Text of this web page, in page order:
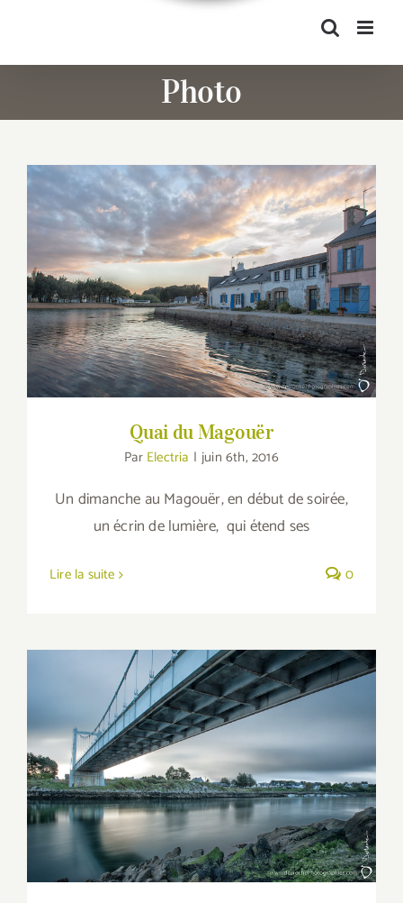
Photo
Quai du Magouër
Quai du Magouër
Par Electria | juin 6th, 2016
Un dimanche au Magouër, en début de soirée,
un écrin de lumière, qui étend ses
Lire la suite 0
Altération de Pont-Lorois